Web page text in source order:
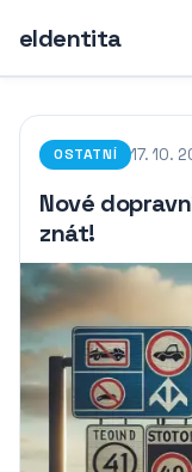
eIdentita
OSTATNÍ 17. 10.
Nové
znát!